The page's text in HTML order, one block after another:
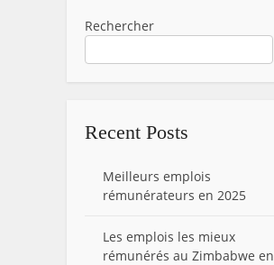
Rechercher
Recent Posts
Meilleurs emplois
rémunérateurs en 2025
Les emplois les mieux
rémunérés au Zimbabwe en